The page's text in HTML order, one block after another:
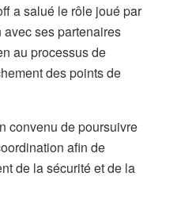
a salué le rôle joué par
avec ses partenaires
au processus de
des points de
convenu de poursuivre
afin de
de la sécurité et de la